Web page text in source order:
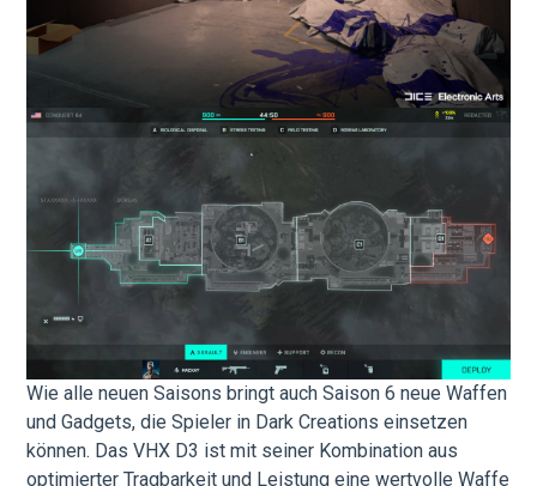
Wie alle neuen Saisons bringt auch Saison 6 neue Waffen
und Gadgets, die Spieler in Dark Creations einsetzen
können. Das VHX D3 ist mit seiner Kombination aus
optimierter Tragbarkeit und Leistung eine wertvolle Waffe